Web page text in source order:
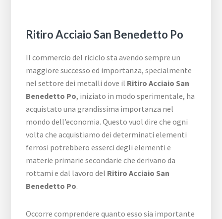
Ritiro Acciaio San Benedetto Po
Il commercio del riciclo sta avendo sempre un
maggiore successo ed importanza, specialmente
nel settore dei metalli dove il Ritiro Acciaio San
Benedetto Po, iniziato in modo sperimentale, ha
acquistato una grandissima importanza nel
mondo dell’economia. Questo vuol dire che ogni
volta che acquistiamo dei determinati elementi
ferrosi potrebbero esserci degli elementi e
materie primarie secondarie che derivano da
rottami e dal lavoro del Ritiro Acciaio San
Benedetto Po.
Occorre comprendere quanto esso sia importante